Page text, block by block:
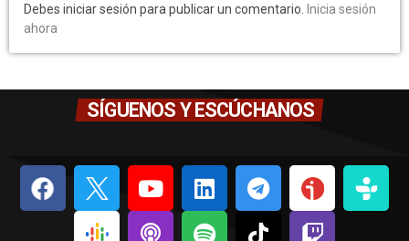
Debes iniciar sesión para publicar un comentario.
Inicia sesión
ahora
SÍGUENOS Y ESCÚCHANOS